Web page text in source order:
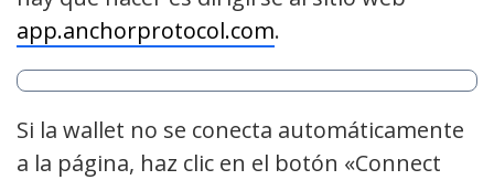
app.anchorprotocol.com.
Si la wallet no se conecta automáticamente
a la página, haz clic en el botón «Connect